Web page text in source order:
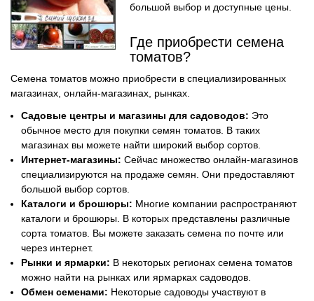
большой выбор и доступные цены.
Где приобрести семена
томатов?
Семена томатов можно приобрести в специализированных
магазинах, онлайн-магазинах, рынках.
Садовые центры и магазины для садоводов: Это
обычное место для покупки семян томатов. В таких
магазинах вы можете найти широкий выбор сортов.
Интернет-магазины: Сейчас множество онлайн-магазинов
специализируются на продаже семян. Они предоставляют
большой выбор сортов.
Каталоги и брошюры: Многие компании распространяют
каталоги и брошюры. В которых представлены различные
сорта томатов. Вы можете заказать семена по почте или
через интернет.
Рынки и ярмарки: В некоторых регионах семена томатов
можно найти на рынках или ярмарках садоводов.
Обмен семенами: Некоторые садоводы участвуют в